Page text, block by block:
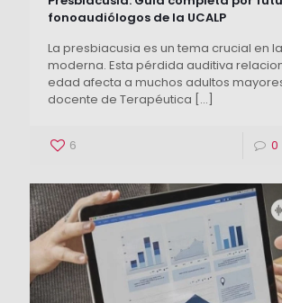
fonoaudiólogos de la UCALP
La presbiacusia es un tema crucial en
moderna. Esta pérdida auditiva
edad afecta a muchos adultos
docente de Terapéutica […]
6 0